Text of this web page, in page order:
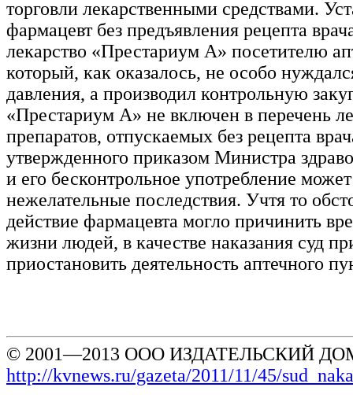
торговли лекарственными средствами.
фармацевт без предъявления рецепта
лекарство «Престариум А» посетителю
который, как оказалось, не особо
давления, а производил контрольную
«Престариум А» не включен в перечень
препаратов, отпускаемых без рецепта
утвержденного приказом Министра
и его бесконтрольное употребление
нежелательные последствия. Учтя то
действие фармацевта могло причинить
жизни людей, в качестве наказания суд
приостановить деятельность аптечного
© 2001—2013 ООО ИЗДАТЕЛЬСКИЙ
http://kvnews.ru/gazeta/2011/11/45/